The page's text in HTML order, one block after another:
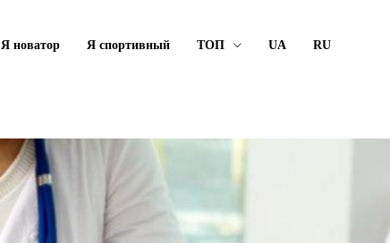
Я новатор Я спортивный ТОП UA RU